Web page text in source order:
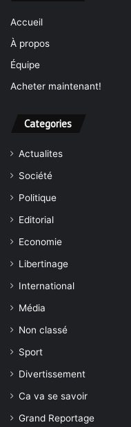
Accueil
À propos
Équipe
Acheter maintenant!
Categories
Actualites
Société
Politique
Editorial
Economie
Libertinage
International
Média
Non classé
Sport
Divertissement
Ca va se savoir
Grand Reportage